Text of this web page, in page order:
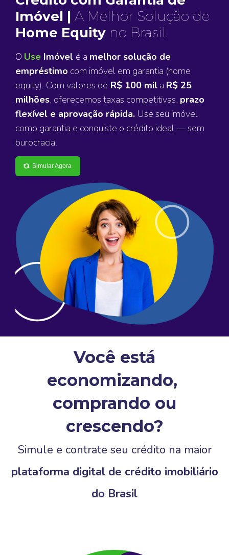
Imóvel | A Melhor Solução de
Home Equity no Brasil.
O Use Imóvel é a melhor solução de
empréstimo com imóvel em garantia (home
equity). Com valores de R$ 100 mil a R$ 25
milhões, oferecemos taxas competitivas, prazo
flexível e aprovação rápida. Use seu imóvel
como garantia e conquiste o crédito ideal — sem
burocracia.
Simular Agora
Você está
economizando,
comprando ou
crescendo?
Simule e contrate seu crédito na maior
plataforma digital de crédito imobiliário
do Brasil